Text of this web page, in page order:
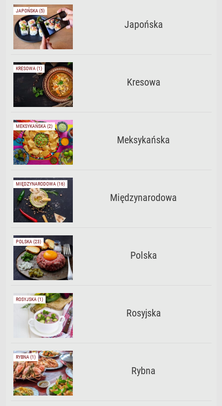
JAPOŃSKA (5)
Japońska
KRESOWA (1)
Kresowa
MEKSYKAŃSKA (2)
Meksykańska
MIĘDZYNARODOWA (16)
Międzynarodowa
POLSKA (23)
Polska
ROSYJSKA (1)
Rosyjska
RYBNA (1)
Rybna